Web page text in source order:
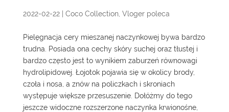
2022-02-22| Coco Collection, Vloger poleca
Pielęgnacja cery mieszanej naczynkowej bywa bardzo
trudna. Posiada ona cechy skóry suchej oraz tłustej i
bardzo często jest to wynikiem zaburzeń równowagi
hydrolipidowej. Łojotok pojawia się w okolicy brody,
czoła i nosa, a znów na policzkach i skroniach
występuje większe przesuszenie. Dołóżmy do tego
jeszcze widoczne rozszerzone naczynka krwionośne,